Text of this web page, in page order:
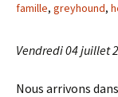
famille, greyhound,
Vendredi 04 juillet
Nous arrivons